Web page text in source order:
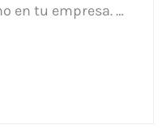
en tu empresa. …